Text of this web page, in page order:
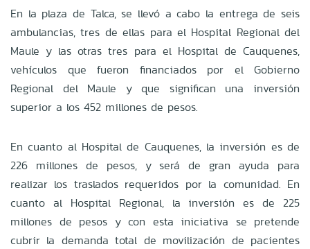
En la plaza de Talca, se llevó a cabo la entrega de seis
ambulancias, tres de ellas para el Hospital Regional del
Maule y las otras tres para el Hospital de Cauquenes,
vehículos que fueron financiados por el Gobierno
Regional del Maule y que significan una inversión
superior a los 452 millones de pesos.
En cuanto al Hospital de Cauquenes, la inversión es de
226 millones de pesos, y será de gran ayuda para
realizar los traslados requeridos por la comunidad. En
cuanto al Hospital Regional, la inversión es de 225
millones de pesos y con esta iniciativa se pretende
cubrir la demanda total de movilización de pacientes